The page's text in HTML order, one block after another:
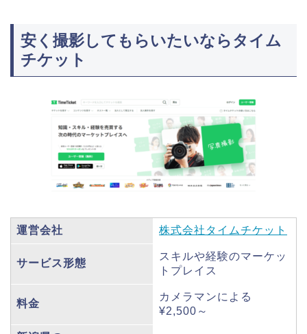
安く撮影してもらいたいならタイム
チケット
運営会社 株式会社タイムチケット
サービス形態
スキルや経験のマーケッ
トプレイス
料金
カメラマンによる
¥2,500～